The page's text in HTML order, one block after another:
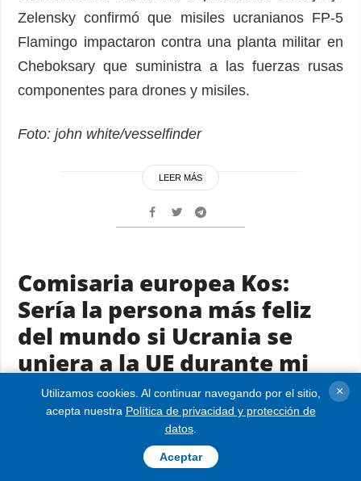
Zelensky confirmó que misiles ucranianos FP-5
Flamingo impactaron contra una planta militar en
Cheboksary que suministra a las fuerzas rusas
componentes para drones y misiles.
Foto: john white/vesselfinder
LEER MÁS
Comisaria europea Kos:
Sería la persona más feliz
del mundo si Ucrania se
uniera a la UE durante mi
mandato
Utilizamos cookies. Al continuar navegando por el sitio,
acepta nuestra Política de privacidad y protección de
datos.
Aceptar
×